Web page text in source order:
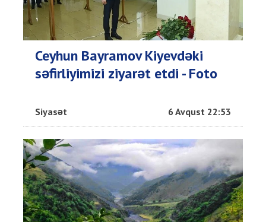
Ceyhun Bayramov Kiyevdəki
səfirliyimizi ziyarət etdi - Foto
Siyasət 6 Avqust 22:53